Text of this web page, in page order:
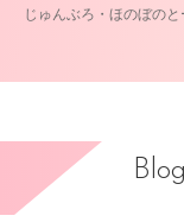
じゅんぶろ・ほのぼのと
Blog